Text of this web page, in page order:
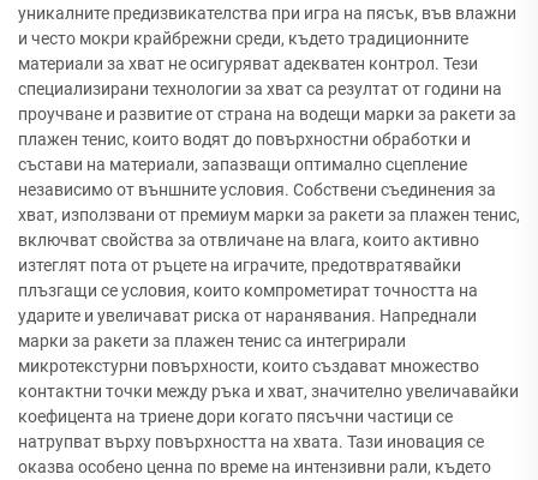
уникалните предизвикателства при игра на пясък, във влажни
и често мокри крайбрежни среди, където традиционните
материали за хват не осигуряват адекватен контрол. Тези
специализирани технологии за хват са резултат от години на
проучване и развитие от страна на водещи марки за ракети за
плажен тенис, които водят до повърхностни обработки и
състави на материали, запазващи оптимално сцепление
независимо от външните условия. Собствени съединения за
хват, използвани от премиум марки за ракети за плажен тенис,
включват свойства за отвличане на влага, които активно
изтеглят пота от ръцете на играчите, предотвратявайки
плъзгащи се условия, които компрометират точността на
ударите и увеличават риска от наранявания. Напреднали
марки за ракети за плажен тенис са интегрирали
микротекстурни повърхности, които създават множество
контактни точки между ръка и хват, значително увеличавайки
коефицента на триене дори когато пясъчни частици се
натрупват върху повърхността на хвата. Тази иновация се
оказва особено ценна по време на интензивни рали, където